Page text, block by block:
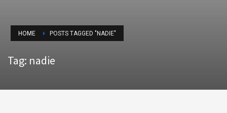
HOME POSTS TAGGED "NADIE"
Tag: nadie